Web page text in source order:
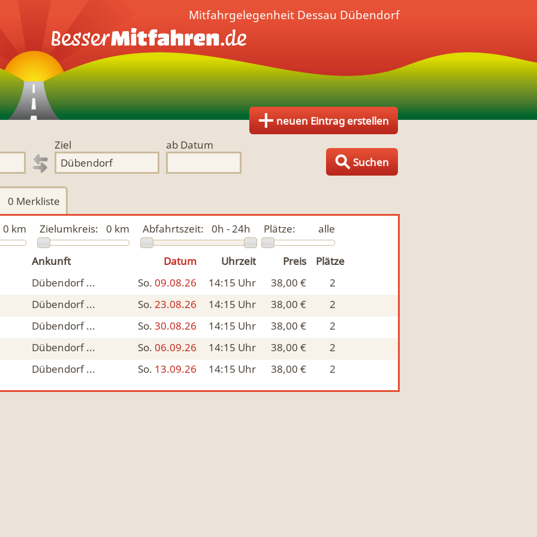
neuen Eintrag erstellen
Ziel
ab Datum
Suchen
Mitfahrgelegenheit Dessau Dübendorf
0 Merkliste
0 km
Zielumkreis: 0 km Abfahrtszeit: 0h - 24h Plätze: alle
Ankunft Datum Uhrzeit Preis
Plätze
Dübendorf ...
So. 09.08.26 14:15 Uhr 38,00 €
2
Dübendorf ...
So. 23.08.26 14:15 Uhr 38,00 €
2
Dübendorf ...
So. 30.08.26 14:15 Uhr 38,00 €
2
Dübendorf ...
So. 06.09.26 14:15 Uhr 38,00 €
2
Dübendorf ...
So. 13.09.26 14:15 Uhr 38,00 € 2